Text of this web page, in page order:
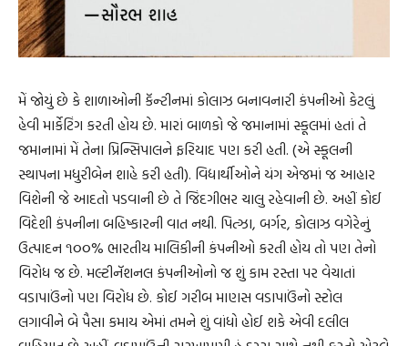
મેં જોયું છે કે શાળાઓની કૅન્ટીનમાં કોલાઝ બનાવનારી કંપનીઓ કેટલું
હેવી માર્કેટિંગ કરતી હોય છે. મારાં બાળકો જે જમાનામાં સ્કૂલમાં હતાં તે
જમાનામાં મેં તેના પ્રિન્સિપાલને ફરિયાદ પણ કરી હતી. (એ સ્કૂલની
સ્થાપના મધુરીબેન શાહે કરી હતી). વિદ્યાર્થીઓને યંગ એજમાં જ આહાર
વિશેની જે આદતો પડવાની છે તે જિંદગીભર ચાલુ રહેવાની છે. અહીં કોઈ
વિદેશી કંપનીના બહિષ્કારની વાત નથી. પિત્ઝા, બર્ગર, કોલાઝ વગેરેનું
ઉત્પાદન ૧૦૦% ભારતીય માલિકીની કંપનીઓ કરતી હોય તો પણ તેનો
વિરોધ જ છે. મલ્ટીનૅશનલ કંપનીઓનો જ શું કામ રસ્તા પર વેચાતાં
વડાપાઉંનો પણ વિરોધ છે. કોઈ ગરીબ માણસ વડાપાઉંનો સ્ટોલ
લગાવીને બે પૈસા કમાય એમાં તમને શું વાંધો હોઈ શકે એવી દલીલ